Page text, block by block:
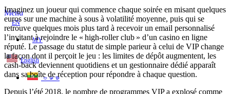
Menu
EN
MY
English
ဗမာစာ
Imaginez un joueur qui commence chaque soirée en misant quelques
euros sur une machine à sous à volatilité moyenne, puis qui se
retrouve quelques mois plus tard à recevoir un email personnalisé
l’invitant à rejoindre le « high‑roller club » d’un casino en ligne
réputé. Le passage du statut de simple parieur à celui de VIP change
la façon dont il perçoit le jeu : les limites de dépôt augmentent, les
cash‑back deviennent quotidiens et un gestionnaire dédié apparaît
dans sa boîte de réception pour répondre à chaque question.
Depuis l’été 2018, le nombre de programmes VIP a explosé comme